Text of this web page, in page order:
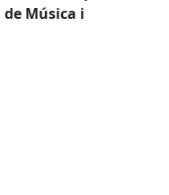
Música i